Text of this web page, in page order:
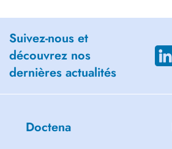
Suivez-nous et
découvrez nos
dernières actualités
Doctena